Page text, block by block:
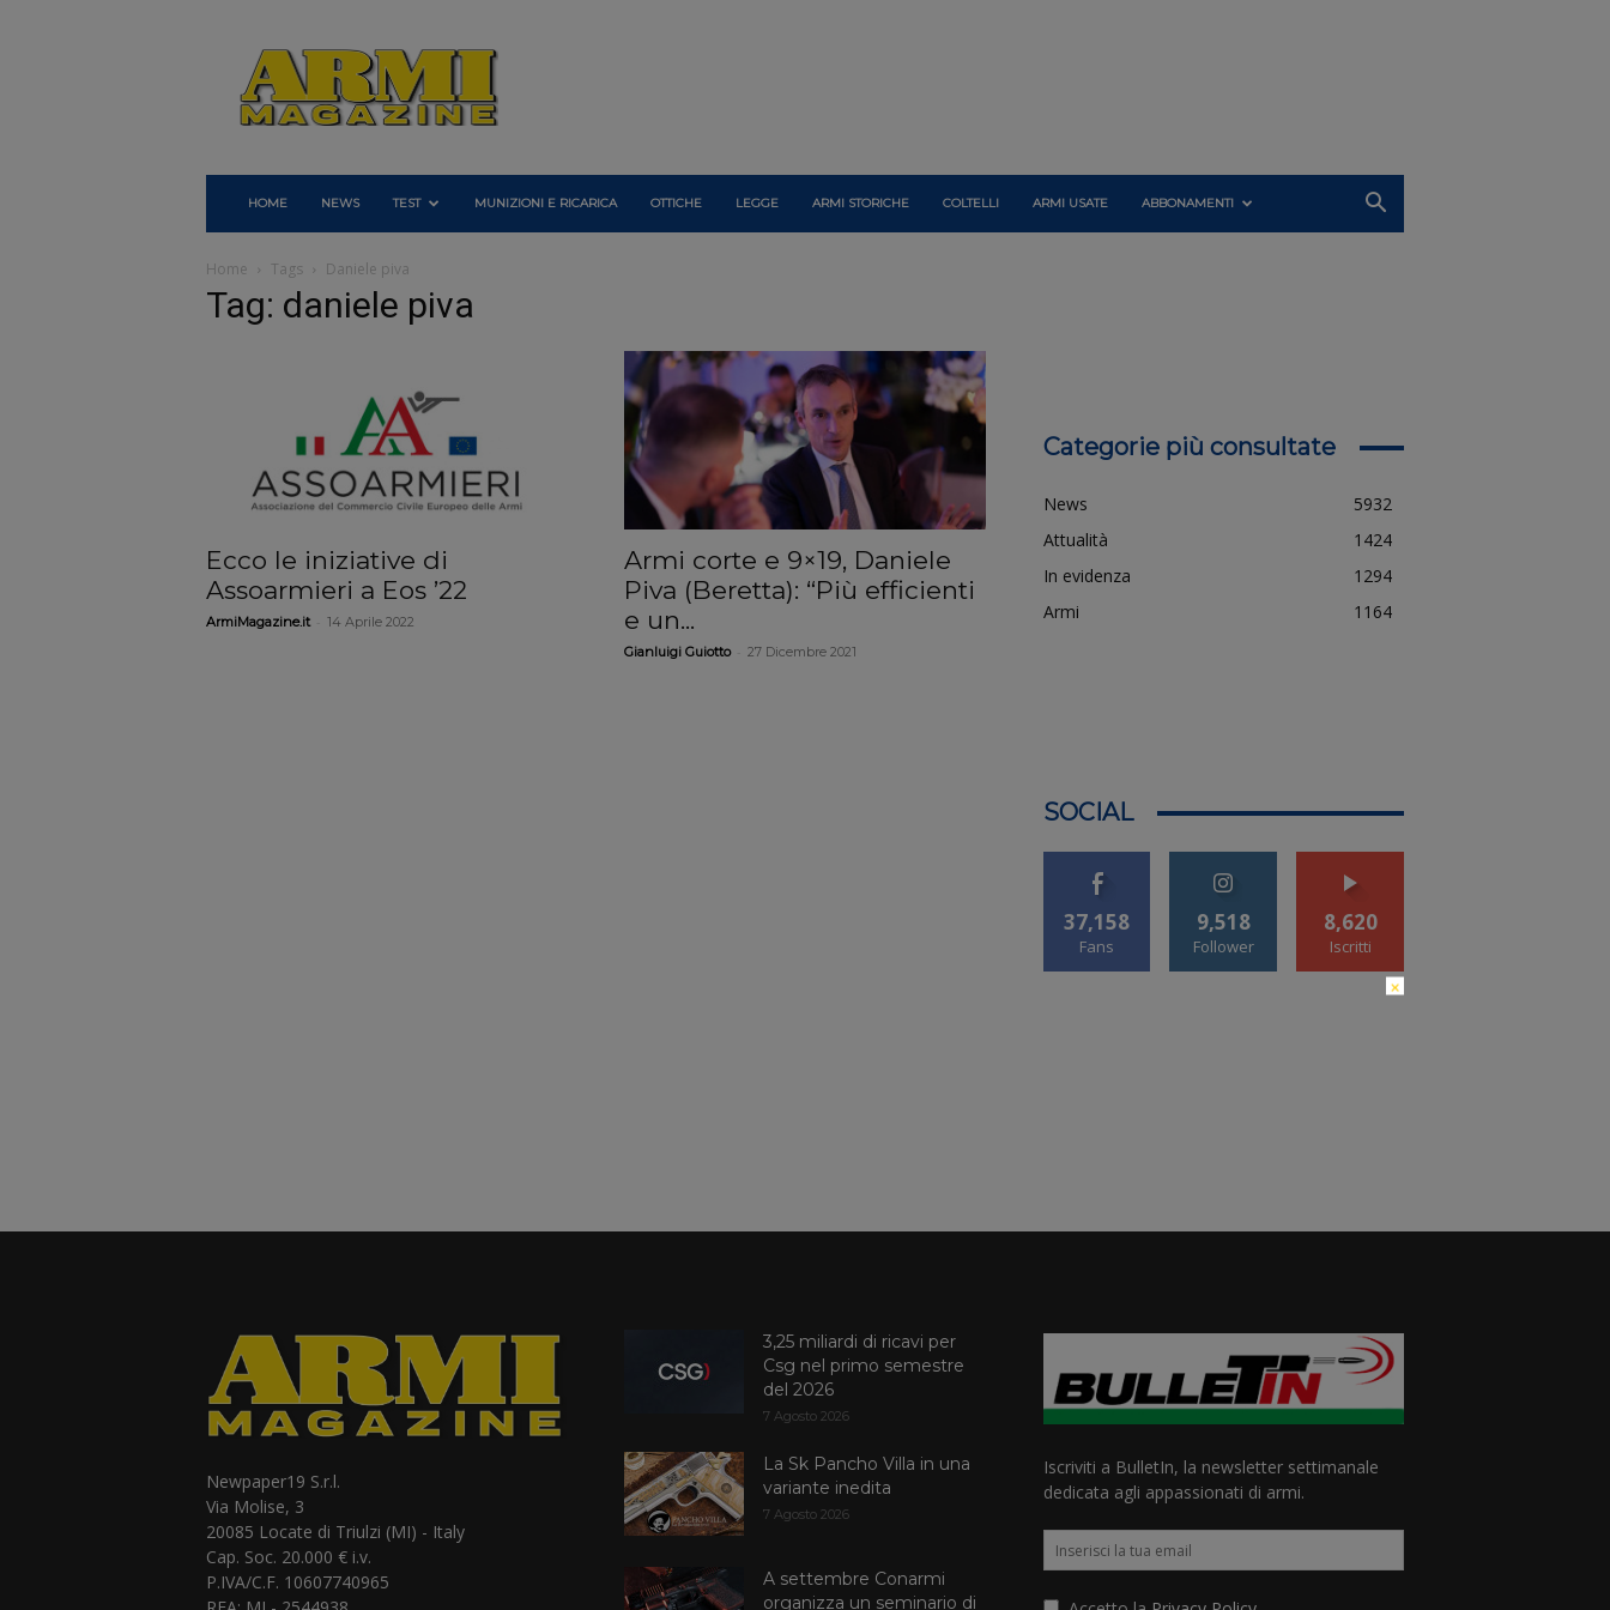
Armi
Magazine
HOME NEWS TEST MUNIZIONI E RICARICA OTTICHE LEGGE ARMI STORICHE COLTELLI ARMI USATE ABBONAMENTI
Home Tags Daniele piva
Tag: daniele piva
Ecco le iniziative di
Assoarmieri a Eos ’22
ArmiMagazine.it 14 Aprile 2022
Armi corte e 9×19, Daniele
Piva (Beretta): “Più efficienti
e un...
Gianluigi Guiotto 27 Dicembre 2021
Categorie più consultate
News
5932
Attualità
1424
In evidenza
1294
Armi
1164
SOCIAL
37,158
Fans
9,518
Follower
8,620
Iscritti
Newpaper19 S.r.l.
Via Molise, 3
20085 Locate di Triulzi (MI) - Italy
Cap. Soc. 20.000 € i.v.
P.IVA/C.F. 10607740965
3,25 miliardi di ricavi per
Csg nel primo semestre
del 2026
7 Agosto 2026
La Sk Pancho Villa in una
variante inedita
7 Agosto 2026
A settembre Conarmi
organizza un seminario di
Iscriviti a BulletIn, la newsletter settimanale
dedicata agli appassionati di armi.
×